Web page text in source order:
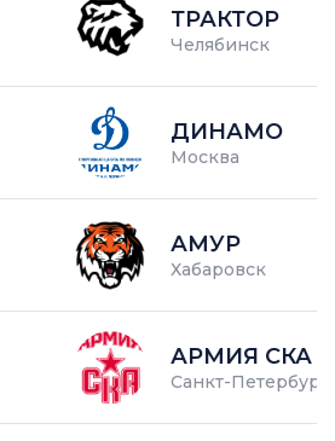
ТРАКТОР
Челябинск
ДИНАМО
Москва
АМУР
Хабаровск
АРМИЯ СКА
Санкт-Петербург